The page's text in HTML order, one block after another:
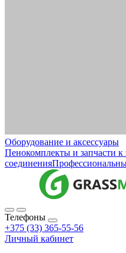
Оборудование и аксессуары
Пенокомплекты и запчасти
соединения
Телефоны
+375 (33) 365-55-56
Личный кабинет